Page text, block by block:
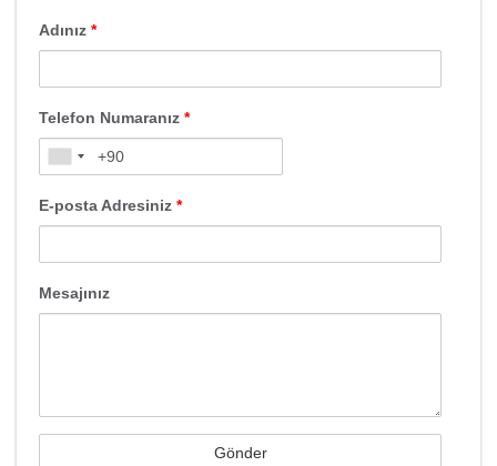
Adınız *
Telefon Numaranız *
E-posta Adresiniz *
Mesajınız